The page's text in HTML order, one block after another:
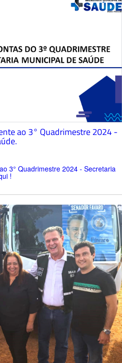
ao 3° Quadrimestre 2024 -
3° Quadrimestre 2024 - Secretaria
!